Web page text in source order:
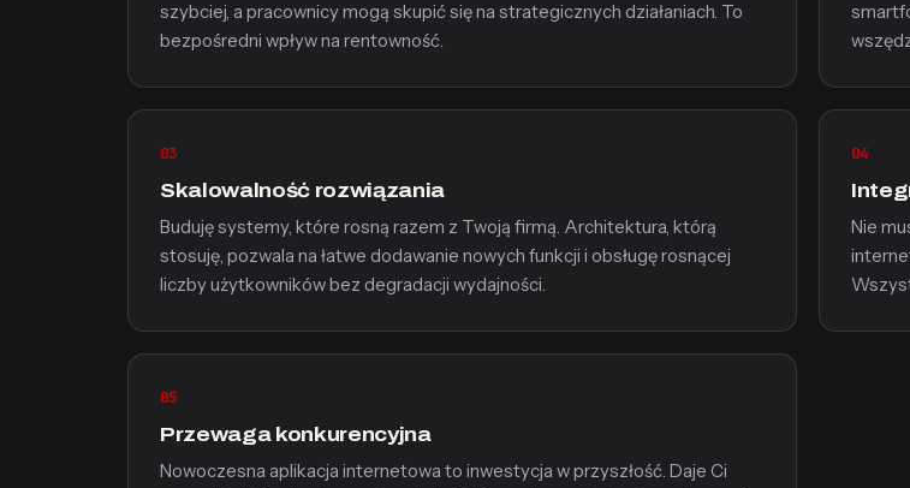
szybciej, a pracownicy mogą skupić się na strategicznych działaniach. To
bezpośredni wpływ na rentowność.
03
Skalowalność rozwiązania
Buduję systemy, które rosną razem z Twoją firmą. Architektura, którą
stosuję, pozwala na łatwe dodawanie nowych funkcji i obsługę rosnącej
liczby użytkowników bez degradacji wydajności.
04
Nie
05
Przewaga konkurencyjna
Nowoczesna aplikacja internetowa to inwestycja w przyszłość. Daje Ci